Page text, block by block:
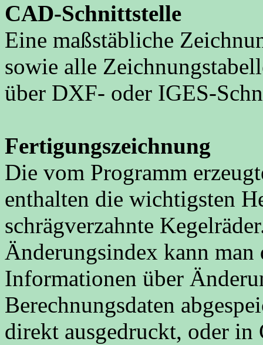
CAD-Schnittstelle
Eine maßstäbliche
sowie alle
über DXF- oder IGES-
Fertigungszeichnung
Die vom Programm
enthalten die wichtigsten
schrägverzahnte
Änderungsindex kann
Informationen über
Berechnungsdaten
direkt ausgedruckt, oder